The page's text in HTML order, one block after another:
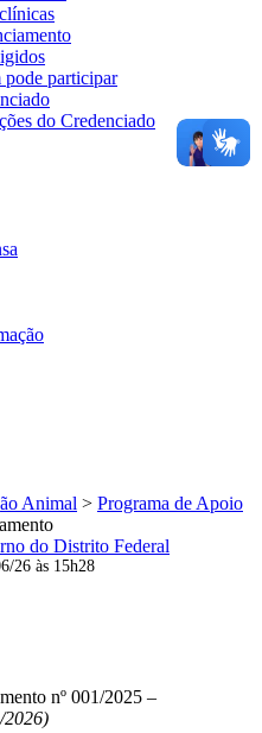
pode participar
do Credenciado
Animal > Programa de Apoio
26 às 15h28
nº 001/2025 –
2026)